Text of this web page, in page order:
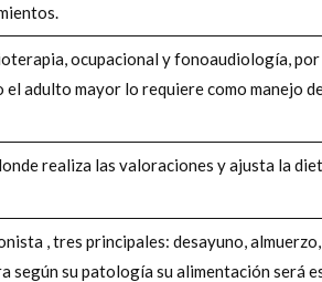
ocupacional y fonoaudiología,
el adulto mayor lo requiere como manejo
realiza las valoraciones y ajusta la
, tres principales: desayuno,
según su patología su alimentación será